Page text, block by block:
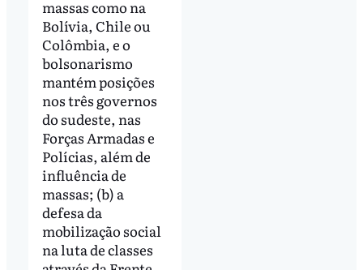
massas como na
Bolívia, Chile ou
Colômbia, e o
bolsonarismo
mantém posições
nos três governos
do sudeste, nas
Forças Armadas e
Polícias, além de
influência de
massas; (b) a
defesa da
mobilização social
na luta de classes